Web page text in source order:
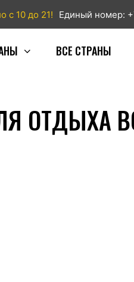
с 10 до 21! Единый номер:
ВСЕ СТРАНЫ
ОТДЫХА